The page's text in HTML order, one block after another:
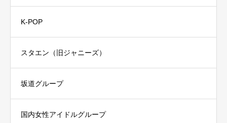
K-POP
スタエン（旧ジャニーズ）
坂道グループ
国内女性アイドルグループ